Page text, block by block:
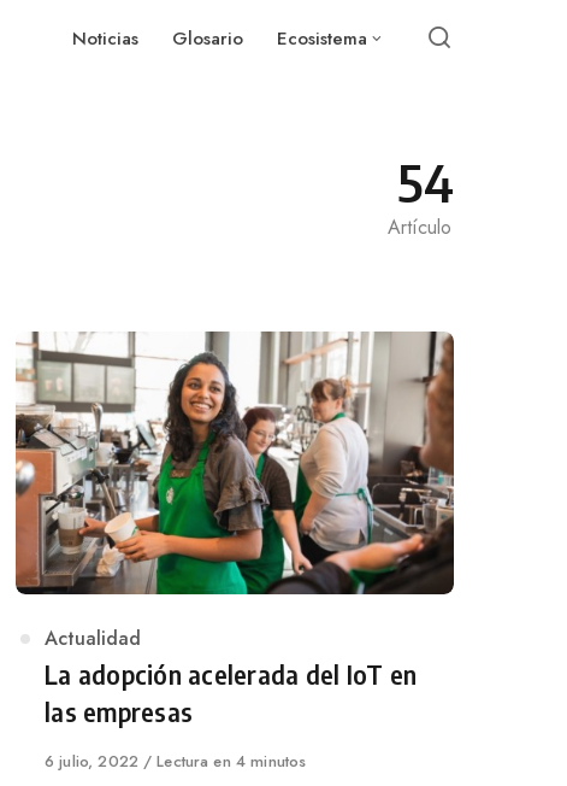
Noticias Glosario Ecosistema
54
Artículo
Category
Actualidad
La adopción acelerada del IoT en
las empresas
Published
6 julio, 2022 Lectura en 4 minutos